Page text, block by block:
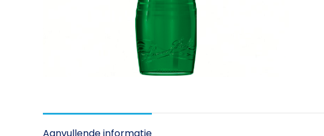
Aanvullende informatie